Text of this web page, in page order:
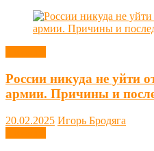
России никуда не уйти
армии. Причины и
20.02.2025 Игорь Бродяга